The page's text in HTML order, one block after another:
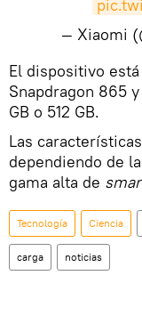
— Xiaomi
El dispositivo
Snapdragon 865
GB o 512 GB.
Las
dependiendo de
gama alta de
Tecnología Ciencia
carga noticias